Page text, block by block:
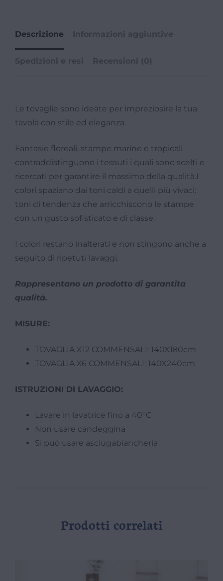
Descrizione
Le tovaglie sono ideate per impreziosire la tua
tavola con stile ed eleganza.
Fantasie floreali, stampe marine e tropicali
contraddistinguono i tessuti i quali sono scelti e
ricercati per garantire il massimo della qualità.I
colori spaziano dai toni caldi a quelli più vivaci:
toni di tendenza che arricchiscono le stampe
con un gusto sofisticato e di classe.
I colori restano inalterati e non stingono anche a
seguito di ripetuti lavaggi.
Rappresentano un prodotto di garantita
qualità.
MISURE:
TOVAGLIA X12 COMMENSALI: 140X180cm
TOVAGLIA X6 COMMENSALI: 140X240cm
ISTRUZIONI DI LAVAGGIO:
Lavare in lavatrice fino a 40ºC
Non usare candeggina
Si può usare asciugabiancheria
Prodotti correlati